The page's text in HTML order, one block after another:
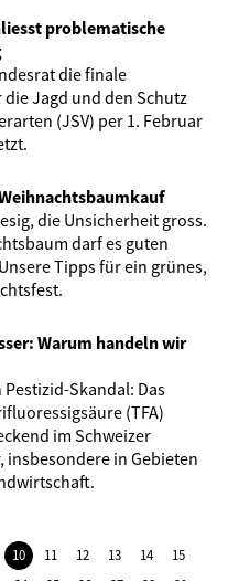
problematische
die finale
Jagd und den Schutz
(JSV) per 1. Februar
die Unsicherheit gross.
darf es guten
Tipps für ein grünes,
Warum handeln wir
Skandal: Das
(TFA)
im Schweizer
insbesondere in Gebieten
10 11 12 13 14
15